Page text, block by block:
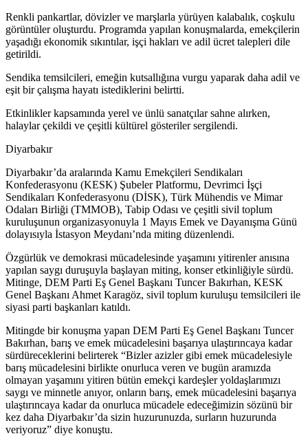
Renkli pankartlar, dövizler ve marşlarla yürüyen kalabalık, coşkulu
görüntüler oluşturdu. Programda yapılan konuşmalarda, emekçilerin
yaşadığı ekonomik sıkıntılar, işçi hakları ve adil ücret talepleri dile
getirildi.
Sendika temsilcileri, emeğin kutsallığına vurgu yaparak daha adil ve
eşit bir çalışma hayatı istediklerini belirtti.
Etkinlikler kapsamında yerel ve ünlü sanatçılar sahne alırken,
halaylar çekildi ve çeşitli kültürel gösteriler sergilendi.
Diyarbakır
Diyarbakır’da aralarında Kamu Emekçileri Sendikaları
Konfederasyonu (KESK) Şubeler Platformu, Devrimci İşçi
Sendikaları Konfederasyonu (DİSK), Türk Mühendis ve Mimar
Odaları Birliği (TMMOB), Tabip Odası ve çeşitli sivil toplum
kuruluşunun organizasyonuyla 1 Mayıs Emek ve Dayanışma Günü
dolayısıyla İstasyon Meydanı’nda miting düzenlendi.
Özgürlük ve demokrasi mücadelesinde yaşamını yitirenler anısına
yapılan saygı duruşuyla başlayan miting, konser etkinliğiyle sürdü.
Mitinge, DEM Parti Eş Genel Başkanı Tuncer Bakırhan, KESK
Genel Başkanı Ahmet Karagöz, sivil toplum kuruluşu temsilcileri ile
siyasi parti başkanları katıldı.
Mitingde bir konuşma yapan DEM Parti Eş Genel Başkanı Tuncer
Bakırhan, barış ve emek mücadelesini başarıya ulaştırıncaya kadar
sürdüreceklerini belirterek “Bizler azizler gibi emek mücadelesiyle
barış mücadelesini birlikte onurluca veren ve bugün aramızda
olmayan yaşamını yitiren bütün emekçi kardeşler yoldaşlarımızı
saygı ve minnetle anıyor, onların barış, emek mücadelesini başarıya
ulaştırıncaya kadar da onurluca mücadele edeceğimizin sözünü bir
kez daha Diyarbakır’da sizin huzurunuzda, surların huzurunda
veriyoruz” diye konuştu.